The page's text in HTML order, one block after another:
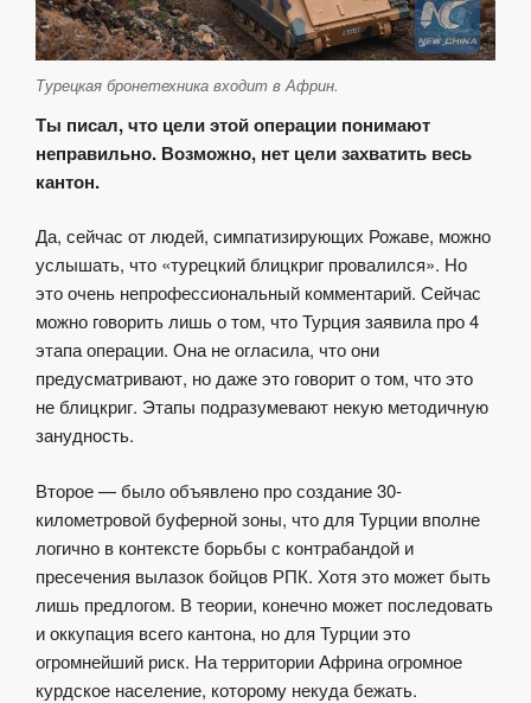
Турецкая бронетехника входит в Африн.
Ты писал, что цели этой операции понимают
неправильно. Возможно, нет цели захватить весь
кантон.
Да, сейчас от людей, симпатизирующих Рожаве, можно
услышать, что «турецкий блицкриг провалился». Но
это очень непрофессиональный комментарий. Сейчас
можно говорить лишь о том, что Турция заявила про 4
этапа операции. Она не огласила, что они
предусматривают, но даже это говорит о том, что это
не блицкриг. Этапы подразумевают некую методичную
занудность.
Второе — было объявлено про создание 30-
километровой буферной зоны, что для Турции вполне
логично в контексте борьбы с контрабандой и
пресечения вылазок бойцов РПК. Хотя это может быть
лишь предлогом. В теории, конечно может последовать
и оккупация всего кантона, но для Турции это
огромнейший риск. На территории Африна огромное
курдское население, которому некуда бежать.